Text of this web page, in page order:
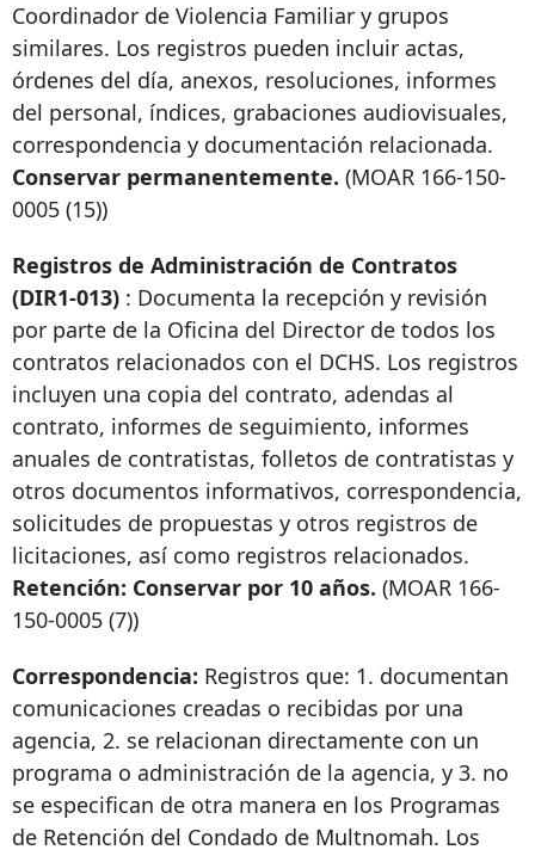
Coordinador de Violencia Familiar y grupos
similares. Los registros pueden incluir actas,
órdenes del día, anexos, resoluciones, informes
del personal, índices, grabaciones audiovisuales,
correspondencia y documentación relacionada.
Conservar permanentemente. (MOAR 166-150-
0005 (15))
Registros de Administración de Contratos
(DIR1-013) : Documenta la recepción y revisión
por parte de la Oficina del Director de todos los
contratos relacionados con el DCHS. Los registros
incluyen una copia del contrato, adendas al
contrato, informes de seguimiento, informes
anuales de contratistas, folletos de contratistas y
otros documentos informativos, correspondencia,
solicitudes de propuestas y otros registros de
licitaciones, así como registros relacionados.
Retención: Conservar por 10 años. (MOAR 166-
150-0005 (7))
Correspondencia: Registros que: 1. documentan
comunicaciones creadas o recibidas por una
agencia, 2. se relacionan directamente con un
programa o administración de la agencia, y 3. no
se especifican de otra manera en los Programas
de Retención del Condado de Multnomah. Los